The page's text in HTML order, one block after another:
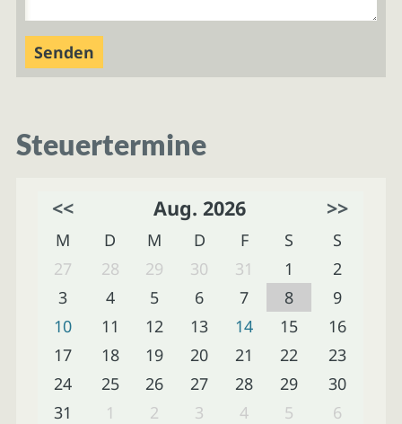
Steuertermine
<< Aug. 2026 >>
M D M D F S
S
27
28 29 30 31 1
2
3
4 5 6 7 8
9
10
11 12 13 14 15
16
17
18 19 20 21 22
23
24
25 26 27 28 29
30
31
1 2 3 4 5 6